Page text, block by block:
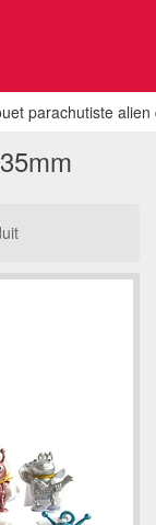
parachutiste alien